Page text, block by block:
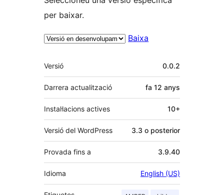
per baixar.
Baixa
Meta
Versió 0.0.2
Darrera actualització fa 12 anys
Instal·lacions actives 10+
Versió del WordPress 3.3 o posterior
Provada fins a 3.9.40
Idioma English (US)